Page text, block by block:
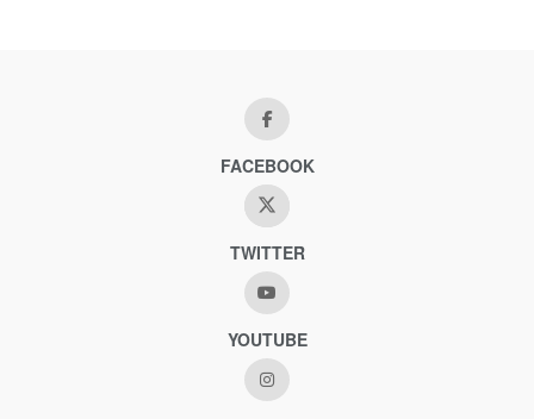
FACEBOOK
TWITTER
YOUTUBE